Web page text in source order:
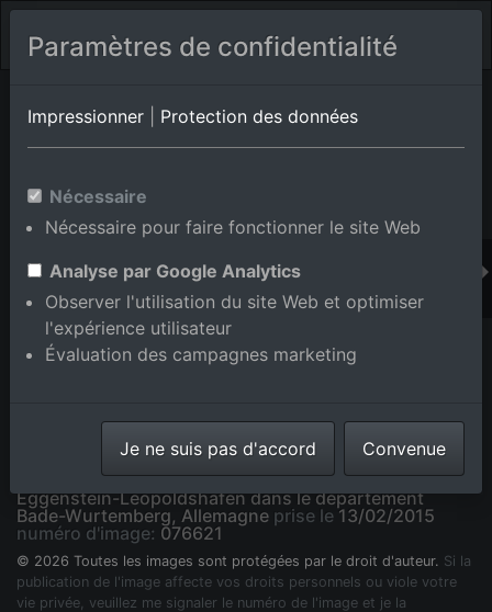
Album de lieux Eggenstein-Leopoldshafen/Leopoldshafen
Bade-Wurtemberg,Allemagne
Ajouter au panier int.
Campus KIK Nord à le quartier Leopoldshafen in
Eggenstein-Leopoldshafen dans le département
Bade-Wurtemberg, Allemagne prise le13/02/2015
numéro d'image: 076621
© 2026 Toutes les images sont protégées par le droit d'auteur. Si la
publication de l'image affecte vos droits personnels ou viole votre
vie privée, veuillez me signaler le numéro de l'image et je la
Paramètres de confidentialité
Impressionner Protection des données
Nécessaire
Nécessaire pour faire fonctionner le site Web
Analyse par Google Analytics
Observer l'utilisation du site Web et optimiser
l'expérience utilisateur
Évaluation des campagnes marketing
Je ne suis pas d'accord Convenue